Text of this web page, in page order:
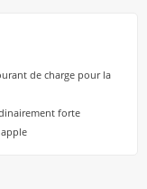
de charge pour la
forte